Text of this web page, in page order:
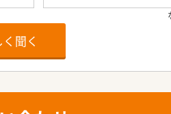
聞く